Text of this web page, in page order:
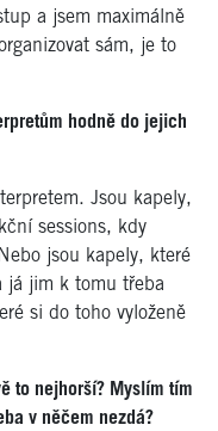
a jsem maximálně
sám, je to
hodně do jejich
Jsou kapely,
sessions, kdy
jsou kapely, které
já jim k tomu třeba
si do toho vyloženě
to nejhorší? Myslím tím
v něčem nezdá?